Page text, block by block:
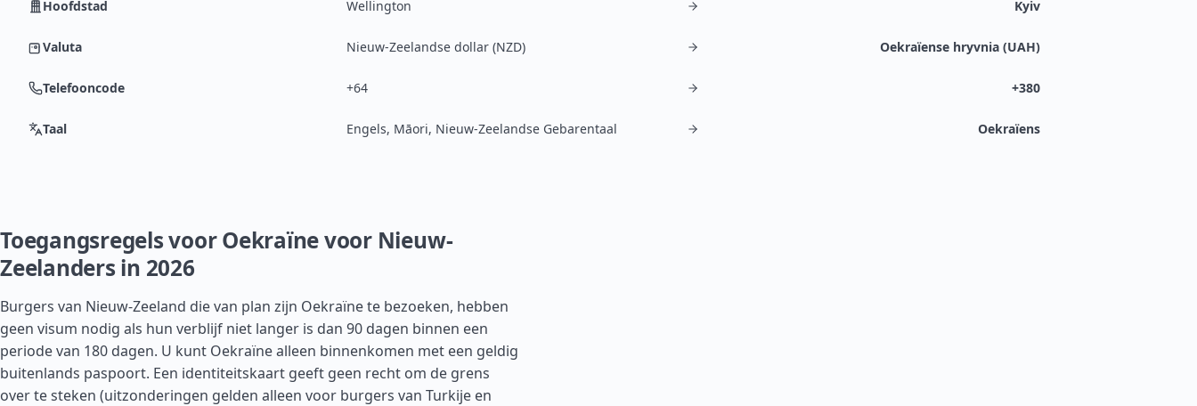
Hoofdstad Wellington Kyiv
Valuta Nieuw-Zeelandse dollar (NZD) Oekraïense hryvnia (UAH)
Telefooncode +64 +380
Taal Engels, Māori, Nieuw-Zeelandse Gebarentaal Oekraïens
Toegangsregels voor Oekraïne voor Nieuw-
Zeelanders in 2026
Burgers van Nieuw-Zeeland die van plan zijn Oekraïne te bezoeken, hebben
geen visum nodig als hun verblijf niet langer is dan 90 dagen binnen een
periode van 180 dagen. U kunt Oekraïne alleen binnenkomen met een geldig
buitenlands paspoort. Een identiteitskaart geeft geen recht om de grens
over te steken (uitzonderingen gelden alleen voor burgers van Turkije en